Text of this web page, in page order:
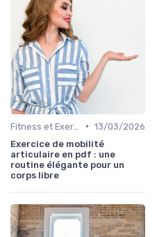
• 13/03/2026
Exercice de mobilité
articulaire en pdf : une
routine élégante pour un
corps libre